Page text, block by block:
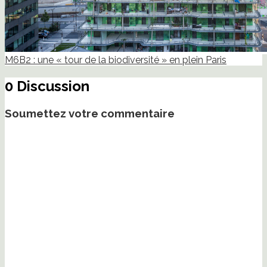
M6B2 : une « tour de la biodiversité » en plein Paris
0 Discussion
Soumettez votre commentaire